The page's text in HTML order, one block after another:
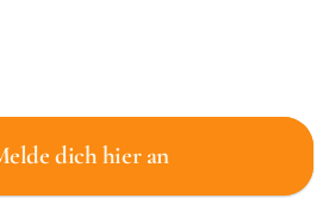
dich hier an